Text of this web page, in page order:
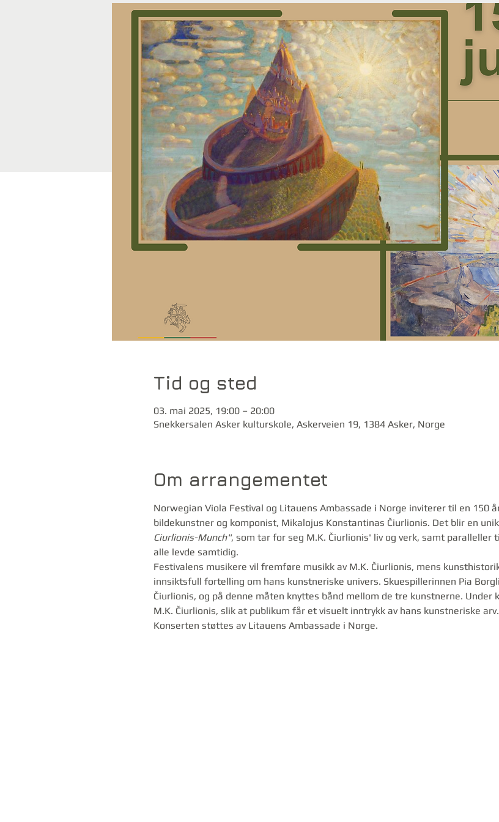
Tid og sted
03. mai 2025, 19:00 – 20:00
Snekkersalen Asker kulturskole, Askerveien 19, 1384 Asker, Norge
Om arrangementet
Norwegian Viola Festival og Litauens Ambassade i Norge inviterer til en 150
bildekunstner og komponist, Mikalojus Konstantinas Čiurlionis. Det blir en
Ciurlionis-Munch", som tar for seg M.K. Čiurlionis' liv og verk, samt paralleller
alle levde samtidig.
Festivalens musikere vil fremføre musikk av M.K. Čiurlionis, mens
innsiktsfull fortelling om hans kunstneriske univers. Skuespillerinnen Pia
Čiurlionis, og på denne måten knyttes bånd mellom de tre kunstnerne. Under
M.K. Čiurlionis, slik at publikum får et visuelt inntrykk av hans kunstneriske arv.
Konserten støttes av Litauens Ambassade i Norge.